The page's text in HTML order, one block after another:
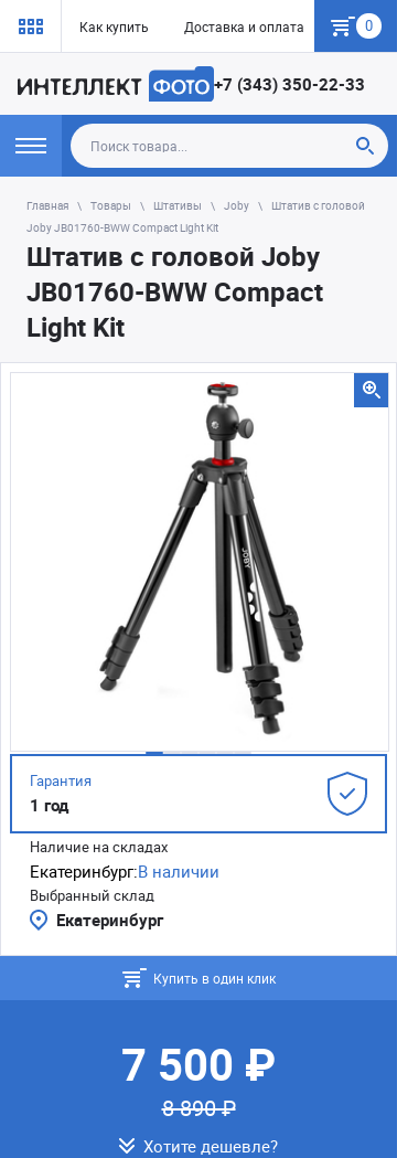
Как купить Доставка и оплата Гарантия
0
+7 (343) 350-22-33
Главная Товары Штативы Joby
Штатив с головой
Joby JB01760-BWW Compact Light Kit
Штатив с головой Joby
JB01760-BWW Compact
Light Kit
Гарантия
1 год
Наличие на складах
Екатеринбург:В наличии
Выбранный склад
Екатеринбург
Купить в один клик
7 500 ₽
8 890 ₽
Хотите дешевле?